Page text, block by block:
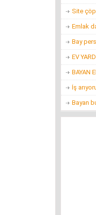
Site
Emlak
Bay
EV
BAYAN
İş
Bayan